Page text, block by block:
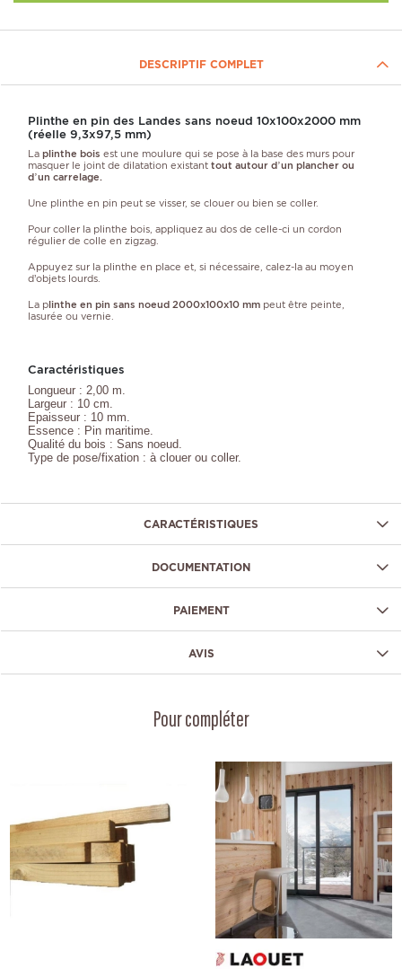
DESCRIPTIF COMPLET
Plinthe en pin des Landes sans noeud 10x100x2000 mm
(réelle 9,3x97,5 mm)
La plinthe bois est une moulure qui se pose à la base des murs pour
masquer le joint de dilatation existant tout autour d’un plancher ou
d’un carrelage.
Une plinthe en pin peut se visser, se clouer ou bien se coller.
Pour coller la plinthe bois, appliquez au dos de celle-ci un cordon
régulier de colle en zigzag.
Appuyez sur la plinthe en place et, si nécessaire, calez-la au moyen
d’objets lourds.
La plinthe en pin sans noeud 2000x100x10 mm peut être peinte,
lasurée ou vernie.
Caractéristiques
Longueur : 2,00 m.
Largeur : 10 cm.
Epaisseur : 10 mm.
Essence : Pin maritime.
Qualité du bois : Sans noeud.
Type de pose/fixation : à clouer ou coller.
CARACTÉRISTIQUES
DOCUMENTATION
PAIEMENT
AVIS
Pour compléter